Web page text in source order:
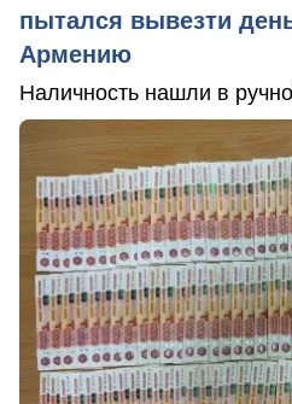
пытался вывезти
Армению
Наличность нашли в